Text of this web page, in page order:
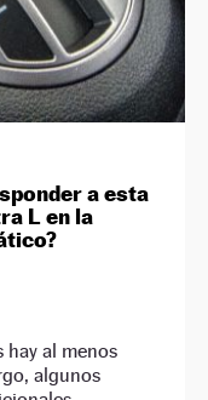
a esta
L en la
hay al menos
algunos